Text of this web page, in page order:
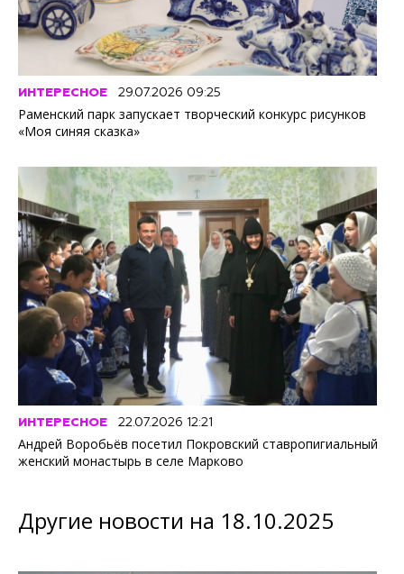
ИНТЕРЕСНОЕ 29.07.2026 09:25
Раменский парк запускает творческий конкурс рисунков
«Моя синяя сказка»
ИНТЕРЕСНОЕ 22.07.2026 12:21
Андрей Воробьёв посетил Покровский ставропигиальный
женский монастырь в селе Марково
Другие новости на 18.10.2025